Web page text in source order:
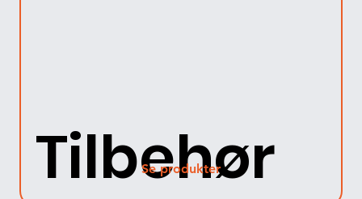
Tilbehør
Se produkter